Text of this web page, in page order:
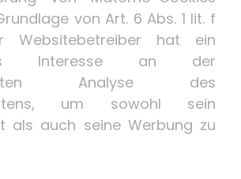
von Art. 6 Abs. 1 lit. f
Websitebetreiber hat ein
Interesse an der
Analyse des
um sowohl sein
als auch seine Werbung zu